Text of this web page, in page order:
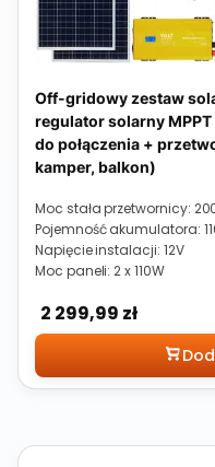
Off-gridowy zestaw
regulator solarny MPPT
do połączenia +
kamper, balkon)
Moc stała przetwornicy:
Pojemność akumulatora:
Napięcie instalacji: 12V
Moc paneli: 2 x 110W
Cena
2 299,99 zł